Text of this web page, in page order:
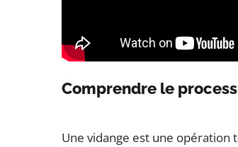
Comprendre le
Une vidange est une opération